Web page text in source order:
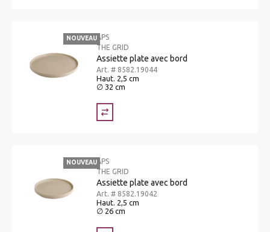
NOUVEAUAPS
THE GRID
Assiette plate avec bord
Art. # 8582.19044
Haut. 2,5 cm
∅ 32 cm
NOUVEAUAPS
THE GRID
Assiette plate avec bord
Art. # 8582.19042
Haut. 2,5 cm
∅ 26 cm